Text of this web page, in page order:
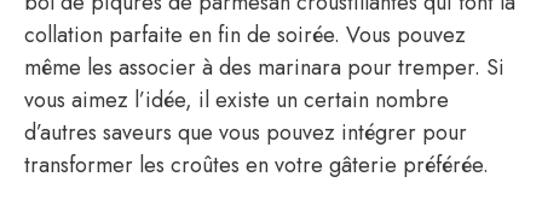
collation parfaite en fin de soirée. Vous pouvez
même les associer à des marinara pour tremper. Si
vous aimez l’idée, il existe un certain nombre
d’autres saveurs que vous pouvez intégrer pour
transformer les croûtes en votre gâterie préférée.